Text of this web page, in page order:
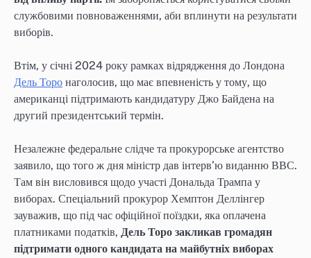
службовими повноваженнями, аби вплинути на результати
виборів.
Втім, у січні 2024 року рамках відрядження до Лондона
Дель Торо наголосив, що має впевненість у тому, що
американці підтримають кандидатуру Джо Байдена на
другий президентський термін.
Незалежне федеральне слідче та прокурорське агентство
заявило, що того ж дня міністр дав інтерв’ю виданню ВВС.
Там він висловився щодо участі Дональда Трампа у
виборах. Спеціальний прокурор Хемптон Деллінгер
зауважив, що під час офіційної поїздки, яка оплачена
платниками податків, Дель Торо закликав громадян
підтримати одного кандидата на майбутніх виборах